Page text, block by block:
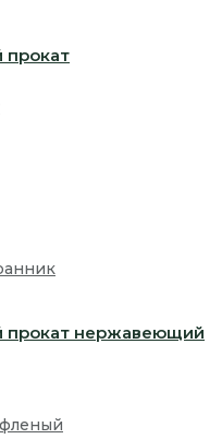
прокат
прокат нержавеющий